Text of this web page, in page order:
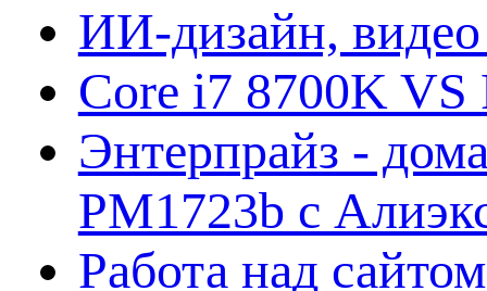
ИИ-дизайн,
Core i7 8700K VS
Энтерпрайз -
PM1723b с
Работа над